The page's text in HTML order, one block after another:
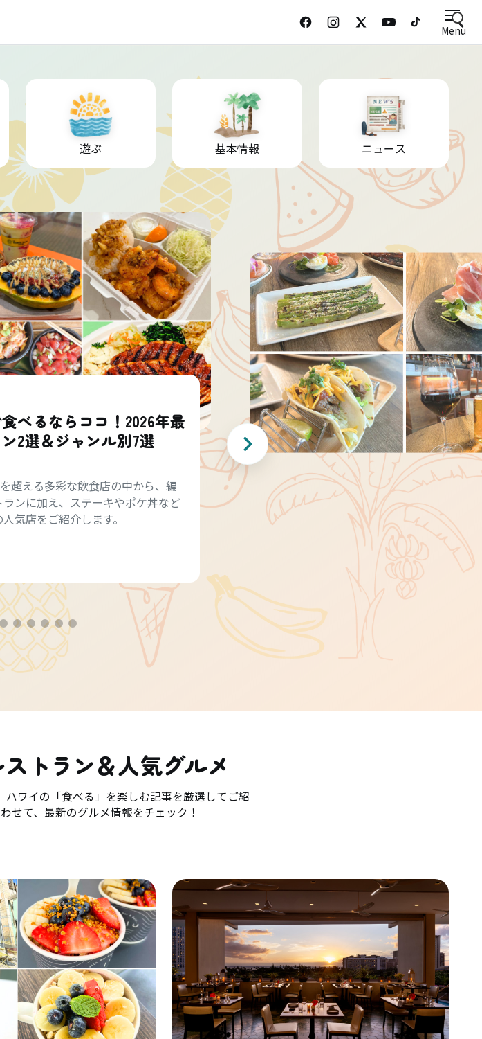
Menu
遊ぶ 基本情報 ニュース
べるならココ！2026年最
2選＆ジャンル別7選
超える多彩な飲食店の中から、編
ンに加え、ステーキやポケ丼など
気店をご紹介します。
トラン＆人気グルメ
ワイの「食べる」を楽しむ記事を厳選してご紹
せて、最新のグルメ情報をチェック！